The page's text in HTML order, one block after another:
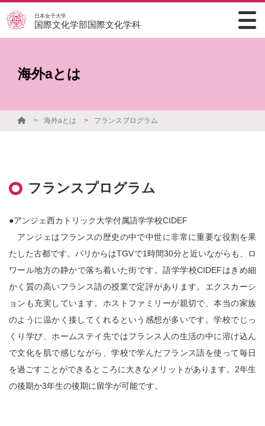
日本女子大学
国際文化学部国際文化学科
海外aとは
海外aとは フランスプログラム
フランスプログラム
●アンジェ西カトリック大学付属語学学校CIDEF
アンジェはフランスの歴史の中で中世に非常に重要な役割を果
たした古都です。パリからはTGVで1時間30分と近いながらも、ロ
ワール地方の静かで落ち着いた街です。語学学校CIDEFはきめ細
かく質の高いフランス語の授業で定評があります。エクスカーシ
ョンも充実しています。ホストファミリーが親切で、本当の家族
のように温かく接してくれるという感想が多いです。学校でじっ
くり学び、ホームステイ先ではフランス人の生活の中に溶け込ん
で文化を肌で感じながら、学校で学んだフランス語を使って毎日
を過ごすことができるところに大きなメリットがあります。2年生
の後期か3年生の後期に留学が可能です。